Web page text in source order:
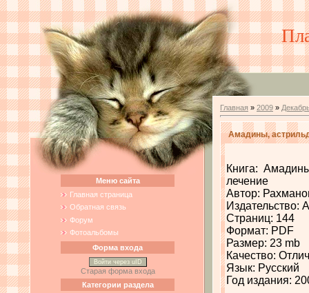
Меню сайта
Главная страница
Обратная связь
Форум
Фотоальбомы
Форма входа
Войти через uID
Старая форма входа
Категории раздела
Главная » 2009 »
Амадины,
Книга:
лечение
Автор:
Издательство:
Страниц: 144
Формат: PDF
Размер: 23 mb
Качество:
Язык: Русский
Год издания: